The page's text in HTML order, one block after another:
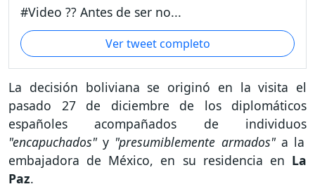
#Video ?? Antes de ser no...
Ver tweet completo
La decisión boliviana se originó en la visita el
pasado 27 de diciembre de los diplomáticos
españoles acompañados de individuos
"encapuchados"y "presumiblemente armados" a la
embajadora de México, en su residencia en La
Paz.